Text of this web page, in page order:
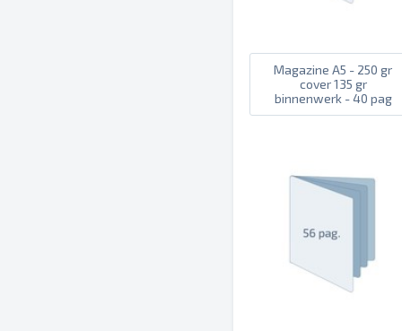
Magazine A5 - 250 gr
cover 135 gr
binnenwerk - 40 pag